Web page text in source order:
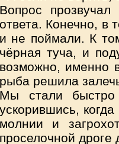
Вопрос
ответа. Конечно, в
и не поймали. К
чёрная туча, и
возможно, именно
рыба решила
Мы стали
ускорившись,
молнии и
проселочной